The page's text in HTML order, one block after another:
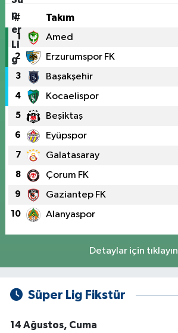
# Takım
1 Amed
2 Erzurumspor FK
3 Başakşehir
4 Kocaelispor
5 Beşiktaş
6 Eyüpspor
7 Galatasaray
8 Çorum FK
9 Gaziantep FK
10 Alanyaspor
Detaylar için tıklayın
Süper Lig Fikstür
14 Ağustos, Cuma